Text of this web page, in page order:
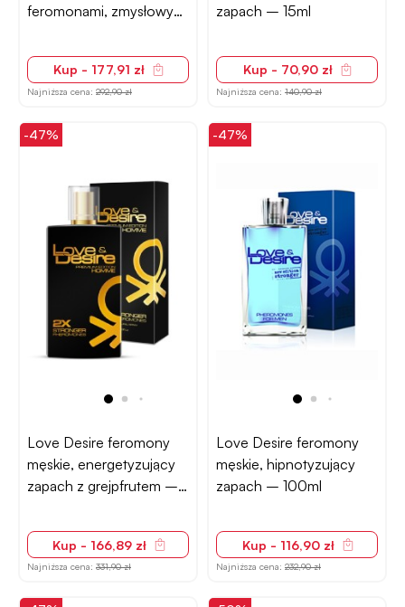
feromonami, zmysłowy
Kup - 177,91 zł
Najniższa cena: 292,90 zł
zapach – 15ml
Kup - 70,90 zł
Najniższa cena: 140,90 zł
-47%
Love Desire feromony
męskie, energetyzujący
zapach z grejpfrutem –
Kup - 166,89 zł
Najniższa cena: 331,90 zł
-47%
Love Desire feromony
męskie, hipnotyzujący
zapach – 100ml
Kup - 116,90 zł
Najniższa cena: 232,90 zł